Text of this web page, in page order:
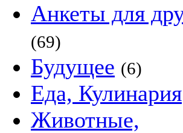
Анкеты для
(69)
Будущее (6)
Еда, Кулинария
Животные,